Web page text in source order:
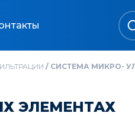
/ СИСТЕМА МИКРО-
ЭЛЕМЕНТАХ